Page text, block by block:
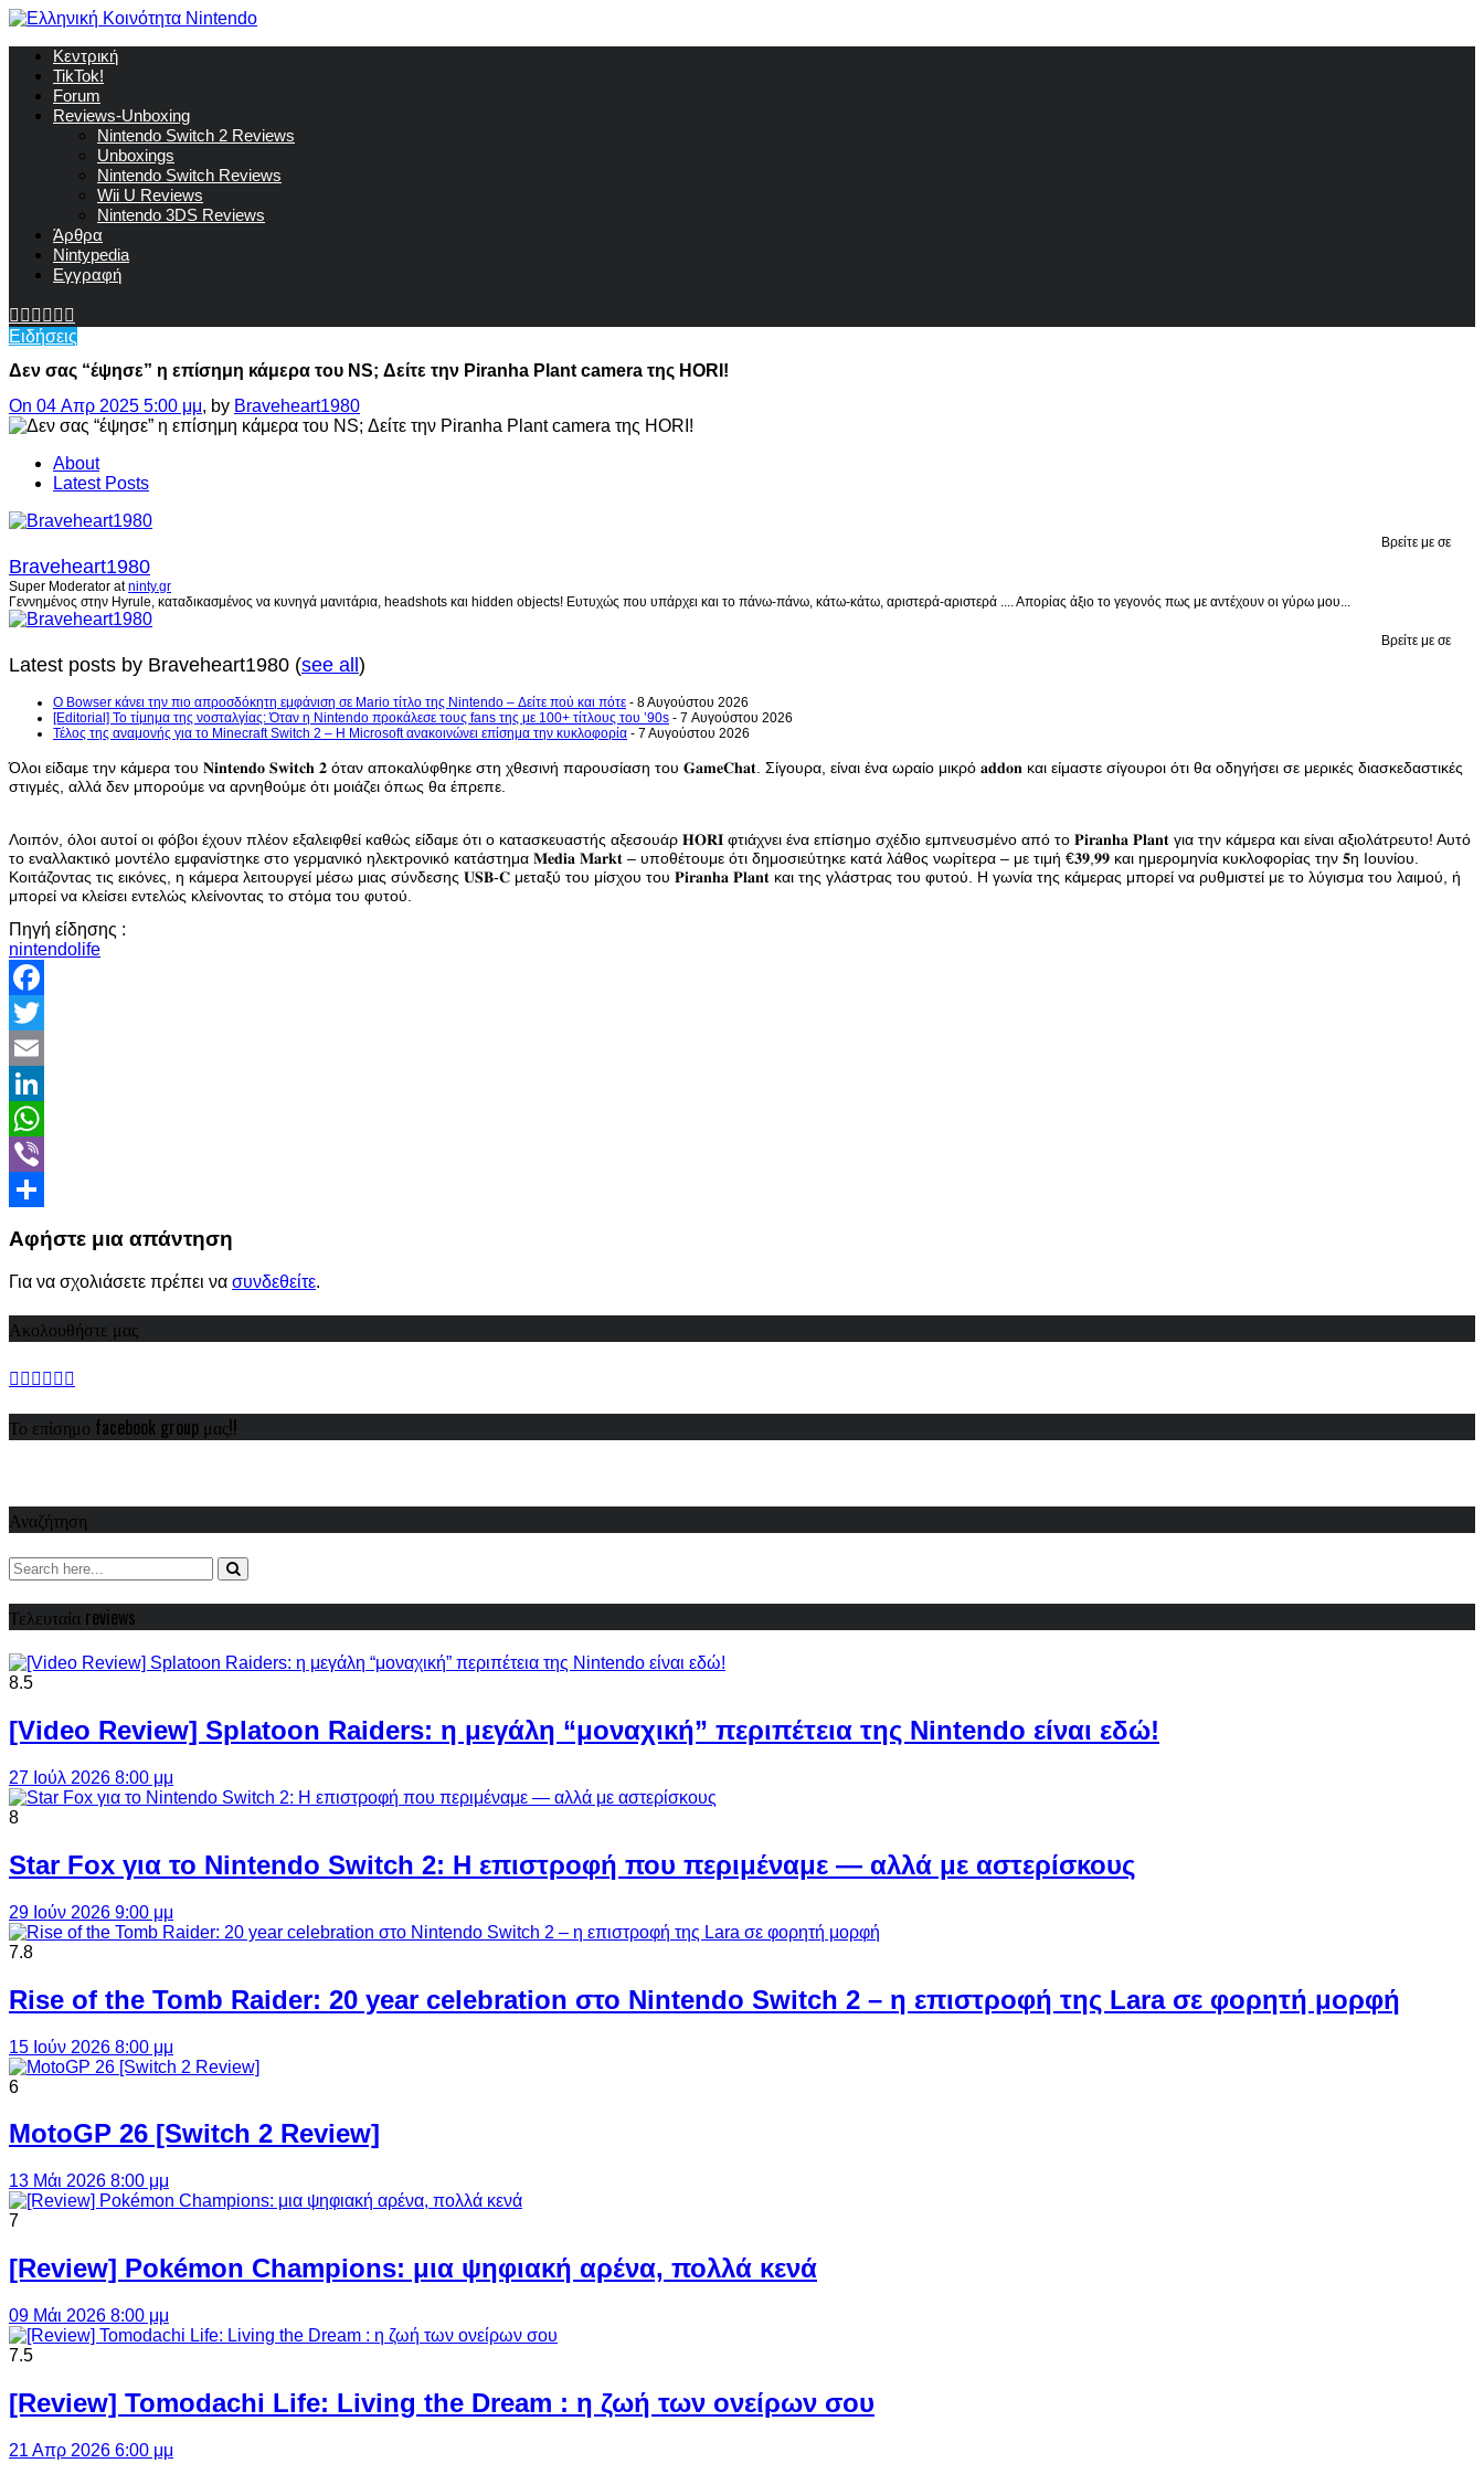
Κεντρική
TikTok!
Forum
Reviews-Unboxing
Nintendo Switch 2 Reviews
Unboxings
Nintendo Switch Reviews
Wii U Reviews
Nintendo 3DS Reviews
Άρθρα
Nintypedia
Εγγραφή
Ειδήσεις
Δεν σας “έψησε” η επίσημη κάμερα του NS; Δείτε την Piranha Plant camera της HORI!
On 04 Απρ 2025 5:00 μμ, by Braveheart1980
About
Latest Posts
Βρείτε με σε
Braveheart1980
Super Moderator atninty.gr
Γεννημένος στην Hyrule, καταδικασμένος να κυνηγά μανιτάρια, headshots και hidden objects! Ευτυχώς που υπάρχει και το πάνω-πάνω, κάτω-κάτω, αριστερά-αριστερά .... Απορίας άξιο το γεγονός πως με αντέχουν οι γύρω μου...
Βρείτε με σε
Latest posts by Braveheart1980 (see all)
Ο Bowser κάνει την πιο απροσδόκητη εμφάνιση σε Mario τίτλο της Nintendo – Δείτε πού και πότε - 8 Αυγούστου 2026
[Editorial] Το τίμημα της νοσταλγίας: Όταν η Nintendo προκάλεσε τους fans της με 100+ τίτλους του ’90s - 7 Αυγούστου 2026
Τέλος της αναμονής για το Minecraft Switch 2 – Η Microsoft ανακοινώνει επίσημα την κυκλοφορία - 7 Αυγούστου 2026
Όλοι είδαμε την κάμερα του 𝐍𝐢𝐧𝐭𝐞𝐧𝐝𝐨 𝐒𝐰𝐢𝐭𝐜𝐡 𝟐 όταν αποκαλύφθηκε στη χθεσινή παρουσίαση του 𝐆𝐚𝐦𝐞𝐂𝐡𝐚𝐭. Σίγουρα, είναι ένα ωραίο μικρό 𝐚𝐝𝐝𝐨𝐧 και είμαστε σίγουροι ότι θα οδηγήσει σε μερικές διασκεδαστικές
στιγμές, αλλά δεν μπορούμε να αρνηθούμε ότι μοιάζει όπως θα έπρεπε.
Λοιπόν, όλοι αυτοί οι φόβοι έχουν πλέον εξαλειφθεί καθώς είδαμε ότι ο κατασκευαστής αξεσουάρ 𝐇𝐎𝐑𝐈 φτιάχνει ένα επίσημο σχέδιο εμπνευσμένο από το 𝐏𝐢𝐫𝐚𝐧𝐡𝐚 𝐏𝐥𝐚𝐧𝐭 για την κάμερα και είναι αξιολάτρευτο! Αυτό
το εναλλακτικό μοντέλο εμφανίστηκε στο γερμανικό ηλεκτρονικό κατάστημα 𝐌𝐞𝐝𝐢𝐚 𝐌𝐚𝐫𝐤𝐭 – υποθέτουμε ότι δημοσιεύτηκε κατά λάθος νωρίτερα – με τιμή €𝟑𝟗,𝟗𝟗 και ημερομηνία κυκλοφορίας την 𝟓η Ιουνίου.
Κοιτάζοντας τις εικόνες, η κάμερα λειτουργεί μέσω μιας σύνδεσης 𝐔𝐒𝐁-𝐂 μεταξύ του μίσχου του 𝐏𝐢𝐫𝐚𝐧𝐡𝐚 𝐏𝐥𝐚𝐧𝐭 και της γλάστρας του φυτού. Η γωνία της κάμερας μπορεί να ρυθμιστεί με το λύγισμα του λαιμού, ή
μπορεί να κλείσει εντελώς κλείνοντας το στόμα του φυτού.
Πηγή είδησης :
nintendolife
Facebook
Twitter
Email
LinkedIn
WhatsApp
Viber
Αφήστε μια απάντηση
Για να σχολιάσετε πρέπει να συνδεθείτε.
Ακολουθήστε μας
Το επίσημο facebook group μας!!
Αναζήτηση
Τελευταία reviews
8.5
[Video Review] Splatoon Raiders: η μεγάλη “μοναχική” περιπέτεια της Nintendo είναι εδώ!
27 Ιούλ 2026 8:00 μμ
8
Star Fox για το Nintendo Switch 2: Η επιστροφή που περιμέναμε — αλλά με αστερίσκους
29 Ιούν 2026 9:00 μμ
7.8
Rise of the Tomb Raider: 20 year celebration στο Nintendo Switch 2 – η επιστροφή της Lara σε φορητή μορφή
15 Ιούν 2026 8:00 μμ
6
MotoGP 26 [Switch 2 Review]
13 Μάι 2026 8:00 μμ
7
[Review] Pokémon Champions: μια ψηφιακή αρένα, πολλά κενά
09 Μάι 2026 8:00 μμ
7.5
[Review] Tomodachi Life: Living the Dream : η ζωή των ονείρων σου
21 Απρ 2026 6:00 μμ